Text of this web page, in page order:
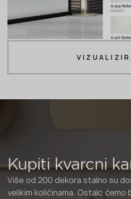
Kupiti kvarcni
Više od 200 dekora stalno su
velikim količinama. Ostalo